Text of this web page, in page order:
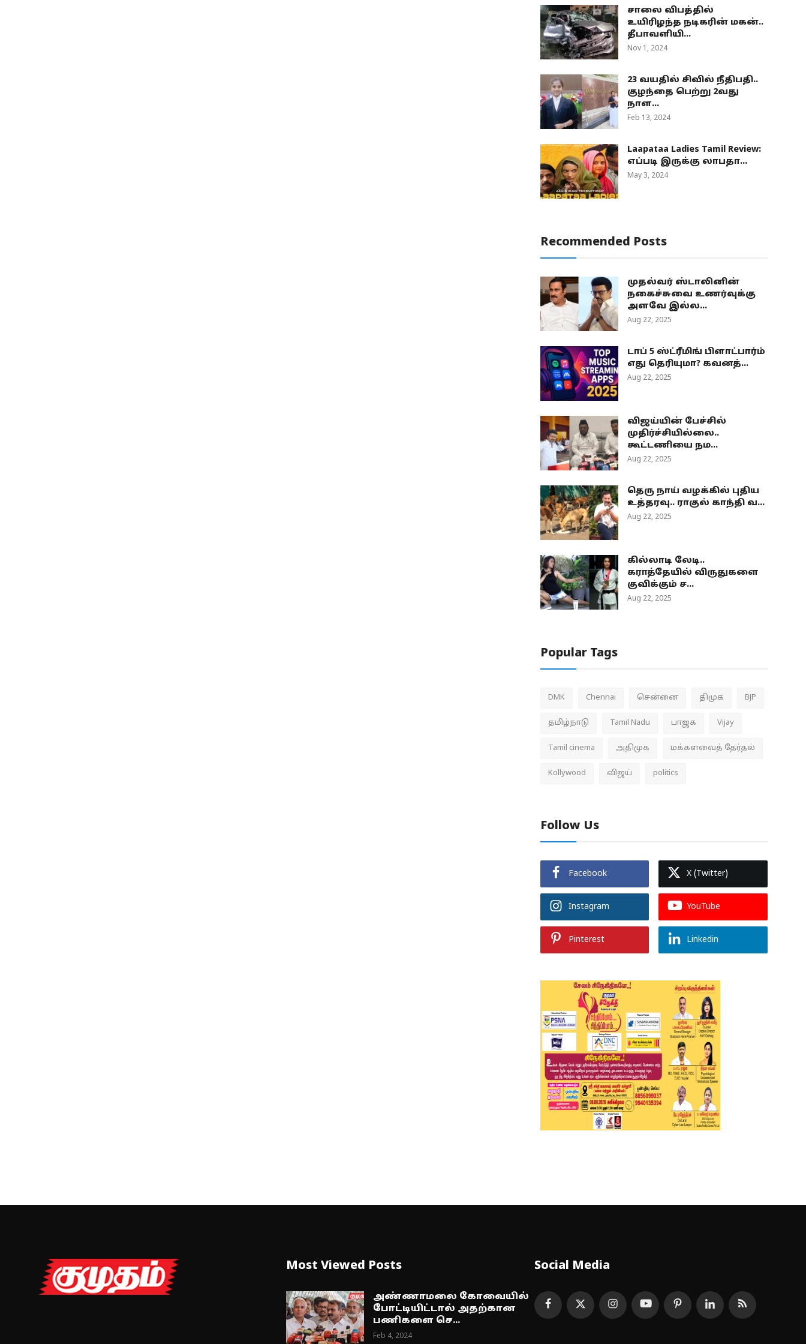
சாலை விபத்தில்
உயிரிழந்த நடிகரின் மகன்..
தீபாவளியி...
Nov 1, 2024
23 வயதில் சிவில் நீதிபதி..
குழந்தை பெற்று 2வது
நாள...
Feb 13, 2024
Laapataa Ladies Tamil Review:
எப்படி இருக்கு லாபதா...
May 3, 2024
Recommended Posts
முதல்வர் ஸ்டாலினின்
நகைச்சுவை உணர்வுக்கு
அளவே இல்ல...
Aug 22, 2025
டாப் 5 ஸ்ட்ரீமிங் பிளாட்பார்ம்
எது தெரியுமா? கவனத்...
Aug 22, 2025
விஜய்யின் பேச்சில்
முதிர்ச்சியில்லை..
கூட்டணியை நம...
Aug 22, 2025
தெரு நாய் வழக்கில் புதிய
உத்தரவு.. ராகுல் காந்தி வ...
Aug 22, 2025
கில்லாடி லேடி..
கராத்தேயில் விருதுகளை
குவிக்கும் ச...
Aug 22, 2025
Popular Tags
DMK Chennai சென்னை திமுக BJP
தமிழ்நாடு Tamil Nadu பாஜக Vijay
Tamil cinema அதிமுக மக்களவைத் தேர்தல்
Kollywood விஜய் politics
Follow Us
Facebook X (Twitter)
Instagram YouTube
Pinterest Linkedin
Most Viewed Posts
அண்ணாமலை கோவையில்
போட்டியிட்டால் அதற்கான
பணிகளை செ...
Feb 4, 2024
Social Media